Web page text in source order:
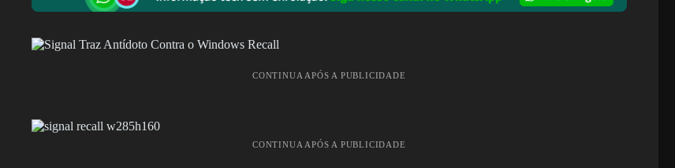
CONTINUA APÓS A PUBLICIDADE
CONTINUA APÓS A PUBLICIDADE